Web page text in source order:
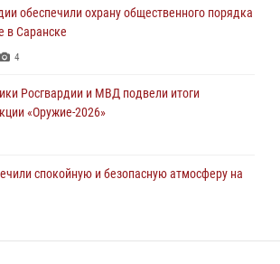
телесных повреждений супруге
обеспечили охрану общественного порядка
в Саранске
4
Росгвардии и МВД подвели итоги
«Оружие‑2026»
спокойную и безопасную атмосферу на